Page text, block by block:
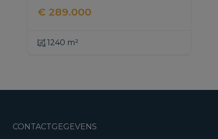
€ 289.000
1240 m²
CONTACTGEGEVENS